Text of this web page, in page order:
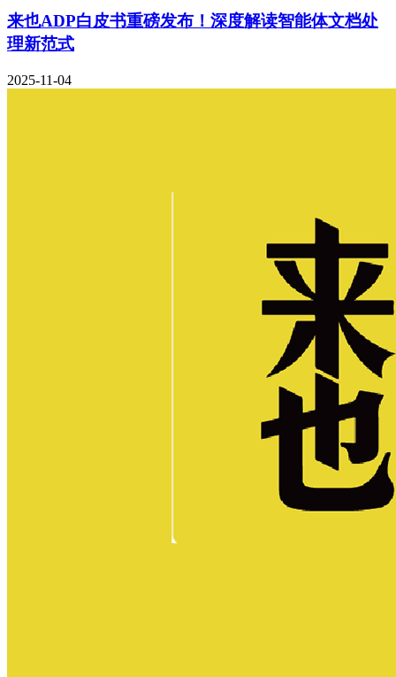
来也ADP白皮书重磅发布！深度解读智能体文档处
理新范式
2025-11-04